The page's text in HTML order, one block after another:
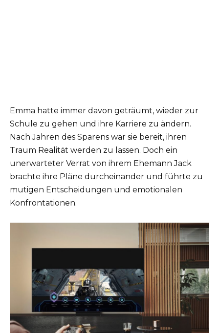
Emma hatte immer davon geträumt, wieder zur
Schule zu gehen und ihre Karriere zu ändern.
Nach Jahren des Sparens war sie bereit, ihren
Traum Realität werden zu lassen. Doch ein
unerwarteter Verrat von ihrem Ehemann Jack
brachte ihre Pläne durcheinander und führte zu
mutigen Entscheidungen und emotionalen
Konfrontationen.